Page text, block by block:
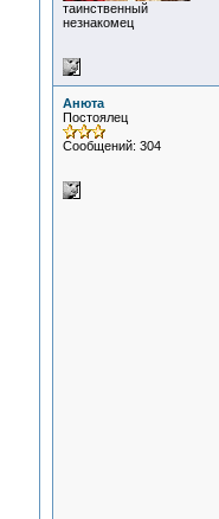
таинственный
незнакомец
Анюта
Постоялец
Сообщений: 304